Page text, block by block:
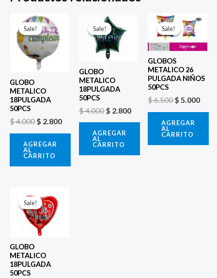
Sale!
Sale!
GLOBO
METALICO
18PULGADA
50PCS
$4.000
El
precio
original
era:
$ 4.000.
$ 2.800
AGREGAR
AL
CARRITO
Sale!
Sale!
GLOBO
METALICO
18PULGADA
50PCS
$4.000
El
precio
original
era:
$ 4.000.
$ 2.800
AGREGAR
AL
CARRITO
Sale!
Sale!
GLOBOS
METALICO 26
PULGADA NIÑOS
50PCS
$6.500
El
precio
original
era:
$ 5.000
El
AGREGAR
AL
CARRITO
Sale!
Sale!
GLOBO
METALICO
18PULGADA
50PCS
precio
original
era:
$ 4.000.